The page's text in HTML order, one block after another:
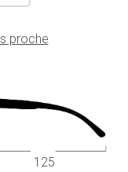
proche
125